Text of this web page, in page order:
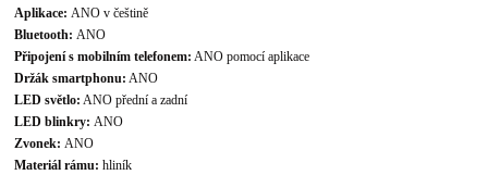
Aplikace: ANO v češtině
Bluetooth: ANO
Připojení s mobilním telefonem: ANO pomocí aplikace
Držák smartphonu: ANO
LED světlo: ANO přední a zadní
LED blinkry: ANO
Zvonek: ANO
Materiál rámu: hliník